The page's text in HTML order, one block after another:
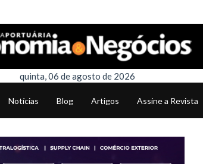
quinta, 06 de agosto de 2026
Notícias Blog Artigos Assine a Revista